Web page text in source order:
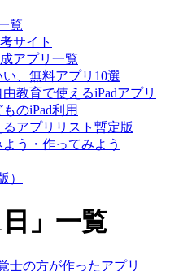
覧
サイト
アプリ一覧
、無料アプリ10選
教育で使えるiPadアプリ
のiPad利用
アプリリスト暫定版
う・作ってみよう
）
」 一覧